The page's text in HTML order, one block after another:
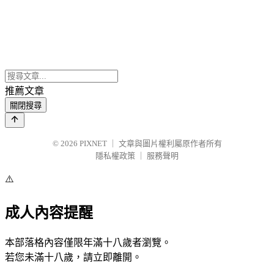
推薦文章
關閉搜尋
© 2026 PIXNET
文章與圖片權利屬原作者所有
隱私權政策
服務聲明
⚠️
成人內容提醒
本部落格內容僅限年滿十八歲者瀏覽。
若您未滿十八歲，請立即離開。